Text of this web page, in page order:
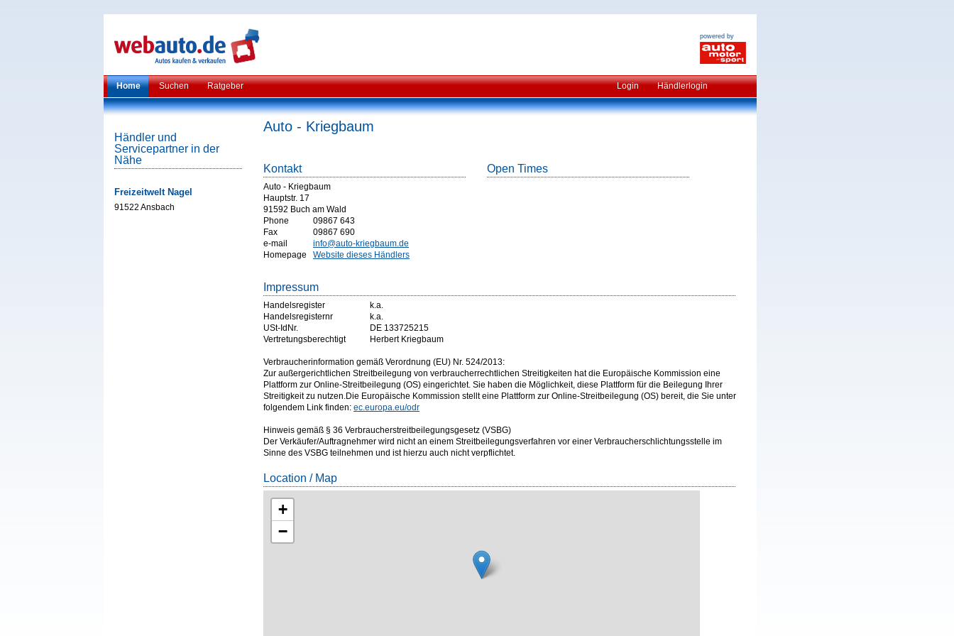
powered by
Home Suchen Ratgeber Login Händlerlogin
Händler und
Servicepartner in der
Nähe
Freizeitwelt Nagel
91522 Ansbach
Auto - Kriegbaum
Kontakt
Auto - Kriegbaum
Hauptstr. 17
91592 Buch am Wald
Phone
09867 643
Fax
09867 690
e-mail
info@auto-kriegbaum.de
Homepage
Website dieses Händlers
Open Times
Impressum
Handelsregister
k.a.
Handelsregisternr
k.a.
USt-IdNr.
DE 133725215
Vertretungsberechtigt
Herbert Kriegbaum
Verbraucherinformation gemäß Verordnung (EU) Nr. 524/2013:
Zur außergerichtlichen Streitbeilegung von verbraucherrechtlichen Streitigkeiten hat die Europäische Kommission eine
Plattform zur Online-Streitbeilegung (OS) eingerichtet. Sie haben die Möglichkeit, diese Plattform für die Beilegung Ihrer
Streitigkeit zu nutzen.Die Europäische Kommission stellt eine Plattform zur Online-Streitbeilegung (OS) bereit, die Sie unter
folgendem Link finden: ec.europa.eu/odr
Hinweis gemäß § 36 Verbraucherstreitbeilegungsgesetz (VSBG)
Der Verkäufer/Auftragnehmer wird nicht an einem Streitbeilegungsverfahren vor einer Verbraucherschlichtungsstelle im
Sinne des VSBG teilnehmen und ist hierzu auch nicht verpflichtet.
Location / Map
+
−